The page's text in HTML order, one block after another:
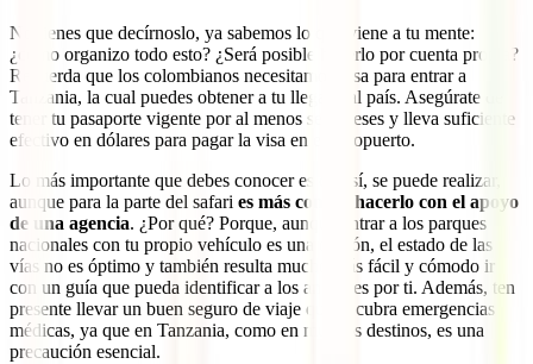
No tienes que decírnoslo, ya sabemos lo que viene a tu mente:
¿cómo organizo todo esto? ¿Será posible hacerlo por cuenta propia?
Recuerda que los colombianos necesitamos visa para entrar a
Tanzania, la cual puedes obtener a tu llegada al país. Asegúrate de
tener tu pasaporte vigente por al menos seis meses y lleva suficiente
efectivo en dólares para pagar la visa en el aeropuerto.
Lo más importante que debes conocer es que sí, se puede realizar,
aunque para la parte del safari es más común hacerlo con el apoyo
de una agencia. ¿Por qué? Porque, aunque entrar a los parques
nacionales con tu propio vehículo es una opción, el estado de las
vías no es óptimo y también resulta mucho más fácil y cómodo ir
con un guía que pueda identificar a los animales por ti. Además, ten
presente llevar un buen seguro de viaje que te cubra emergencias
médicas, ya que en Tanzania, como en muchos destinos, es una
precaución esencial.